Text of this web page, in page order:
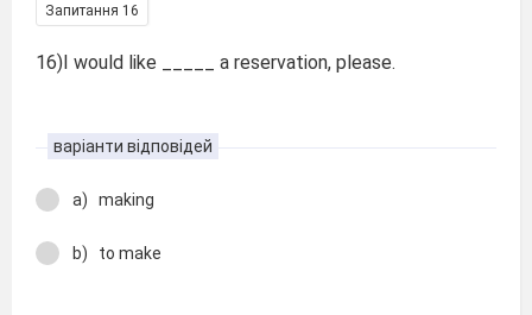
Запитання 16
16)I would like _____ a reservation, please.
варіанти відповідей
a) making
b) to make